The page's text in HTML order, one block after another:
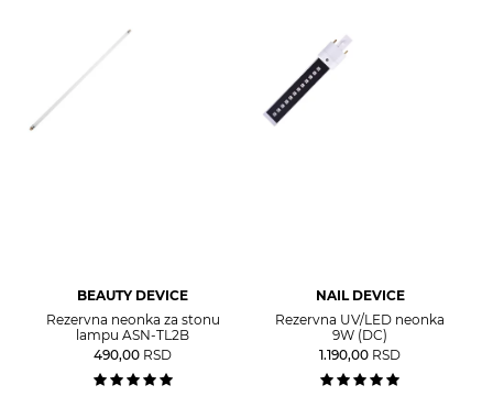
BEAUTY DEVICE
Rezervna neonka za stonu
lampu ASN-TL2B
490,00 RSD
NAIL DEVICE
Rezervna UV/LED neonka
9W (DC)
1.190,00 RSD